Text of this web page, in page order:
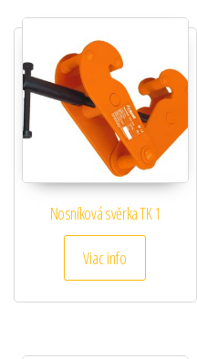
Nosníková svěrka TK 1
Viac info